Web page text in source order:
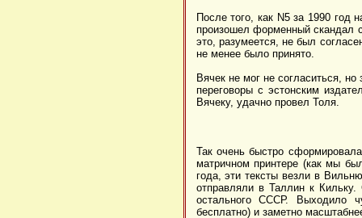
После того, как N5 за 1990 год
произошел форменный скандал
это, разумеется, не был
не менее было принято.
Вячек не мог не согласиться,
переговоры с эстонским
Вячеку, удачно провел Толя.
Так очень быстро
матричном принтере (как мы
года, эти тексты везли в
отправляли в Таллин к
остального СССР. Выходило
бесплатно) и заметно